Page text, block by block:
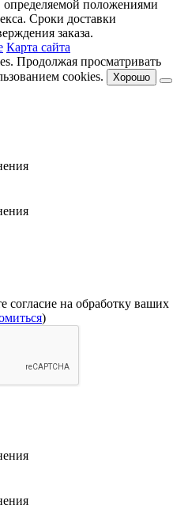
определяемой положениями
Сроки доставки
заказа.
Карта сайта
Продолжая просматривать
cookies.
Хорошо
согласие на обработку ваших
)